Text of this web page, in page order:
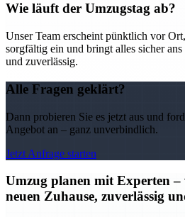
Wie läuft der Umzugstag ab?
Unser Team erscheint pünktlich vor
sorgfältig ein und bringt alles sicher
und zuverlässig.
Alle Fragen geklärt?
Dann probieren Sie es jetzt aus und
Angebot an – ganz unverbindlich.
Jetzt Anfrage starten
Umzug planen mit Experten
neuen Zuhause, zuverlässig